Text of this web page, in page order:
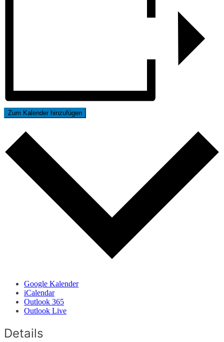
Zum Kalender hinzufügen
Google Kalender
iCalendar
Outlook 365
Outlook Live
Details